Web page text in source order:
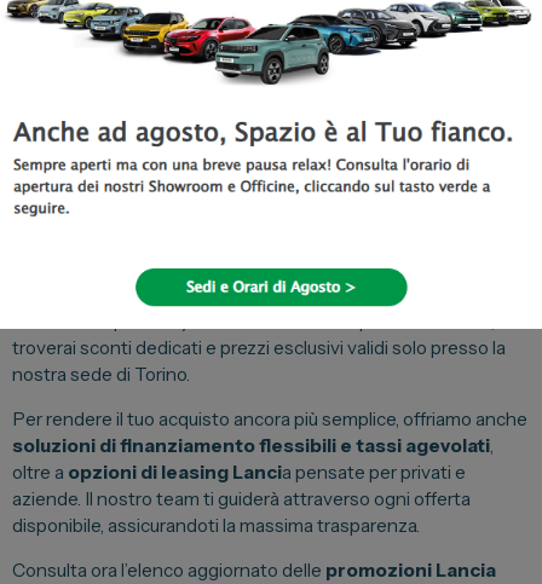
Sei alla ricerca della migliore offerta Lancia a Torino
Spazio, la tuaConcessionaria Ufficiale Lancia, ti propone
condizioni d’acquisto estremamente vantaggiose sull’intera
gamma rinnovata.
tecnologia avanzata. Per questo, abbiamo creato pacchetti
promozionali unici su modelli selezionati. Che tu sia interessato
troverai sconti dedicati e prezzi esclusivi validi solo presso la
nostra sede di Torino.
Per rendere il tuo acquisto ancora più semplice, offriamo anche
soluzioni di finanziamento flessibili e tassi agevolati,
oltre a opzioni di leasing Lancia pensate per privati e
aziende. Il nostro team ti guiderà attraverso ogni offerta
disponibile, assicurandoti la massima trasparenza.
Consulta ora l’elenco aggiornato delle promozioni Lancia